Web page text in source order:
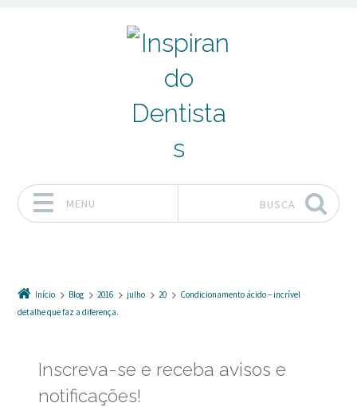
MENU BUSCA
Início Blog 2016 julho 20
Condicionamento ácido – incrível
detalhe que faz a diferença.
Inscreva-se e receba avisos e
notificações!